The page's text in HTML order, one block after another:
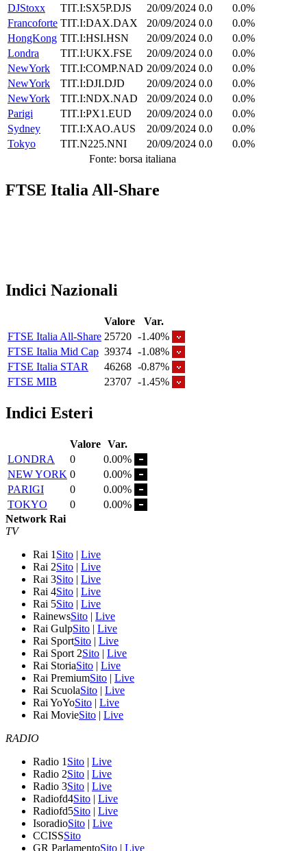
DJStoxx
TIT.I:SX5P.DJS 20/09/2024 0.0
0.0%
Francoforte TIT.I:DAX.DAX 20/09/2024 0.0
0.0%
HongKong TIT.I:HSI.HSN 20/09/2024 0.0
0.0%
Londra
TIT.I:UKX.FSE 20/09/2024 0.0
0.0%
NewYork
TIT.I:COMP.NAD 20/09/2024 0.0
0.0%
NewYork
TIT.I:DJI.DJD 20/09/2024 0.0
0.0%
NewYork
TIT.I:NDX.NAD 20/09/2024 0.0
0.0%
Parigi
TIT.I:PX1.EUD 20/09/2024 0.0
0.0%
Sydney
TIT.I:XAO.AUS 20/09/2024 0.0
0.0%
Tokyo
TIT.N225.NNI 20/09/2024 0.0
0.0%
Fonte: borsa italiana
FTSE Italia All-Share
Indici Nazionali
Valore
Var.
FTSE Italia All-Share 25720 -1.40%
FTSE Italia Mid Cap 39374 -1.08%
FTSE Italia STAR
46268 -0.87%
FTSE MIB
23707 -1.45%
Indici Esteri
Valore Var.
LONDRA
0
0.00%
NEW YORK 0
0.00%
PARIGI
0
0.00%
TOKYO
0
0.00%
Network Rai
TV
Rai 1 Sito | Live
Rai 2Sito | Live
Rai 3Sito | Live
Rai 4Sito | Live
Rai 5Sito | Live
RainewsSito | Live
Rai GulpSito | Live
Rai SportSito | Live
Rai Sport 2Sito | Live
Rai StoriaSito | Live
Rai PremiumSito | Live
Rai ScuolaSito | Live
Rai YoYoSito | Live
Rai MovieSito | Live
RADIO
Radio 1 Sito | Live
Radio 2Sito | Live
Radio 3Sito | Live
Radiofd4Sito | Live
Radiofd5Sito | Live
IsoradioSito | Live
CCISSSito
GR ParlamentoSito | Live